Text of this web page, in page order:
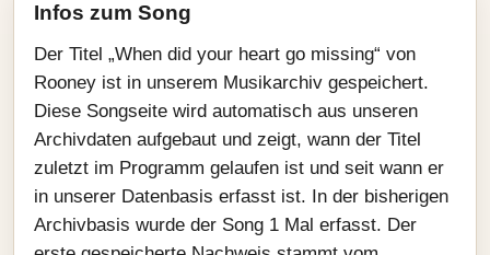
Infos zum Song
Der Titel „When did your heart go missing“ von
Rooney ist in unserem Musikarchiv gespeichert.
Diese Songseite wird automatisch aus unseren
Archivdaten aufgebaut und zeigt, wann der Titel
zuletzt im Programm gelaufen ist und seit wann er
in unserer Datenbasis erfasst ist. In der bisherigen
Archivbasis wurde der Song 1 Mal erfasst. Der